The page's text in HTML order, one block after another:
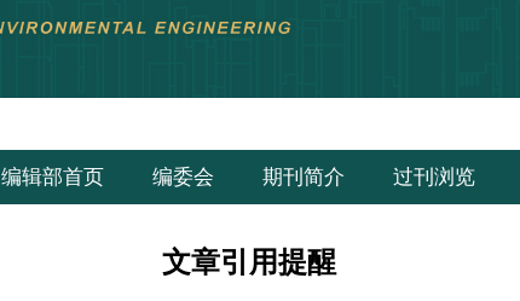
编辑部首页 编委会 期刊简介 过刊浏览
文章引用提醒